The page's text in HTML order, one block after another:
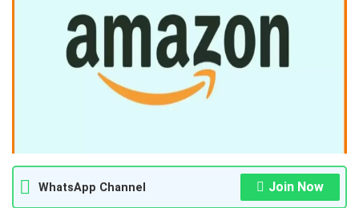
WhatsApp Channel Join Now